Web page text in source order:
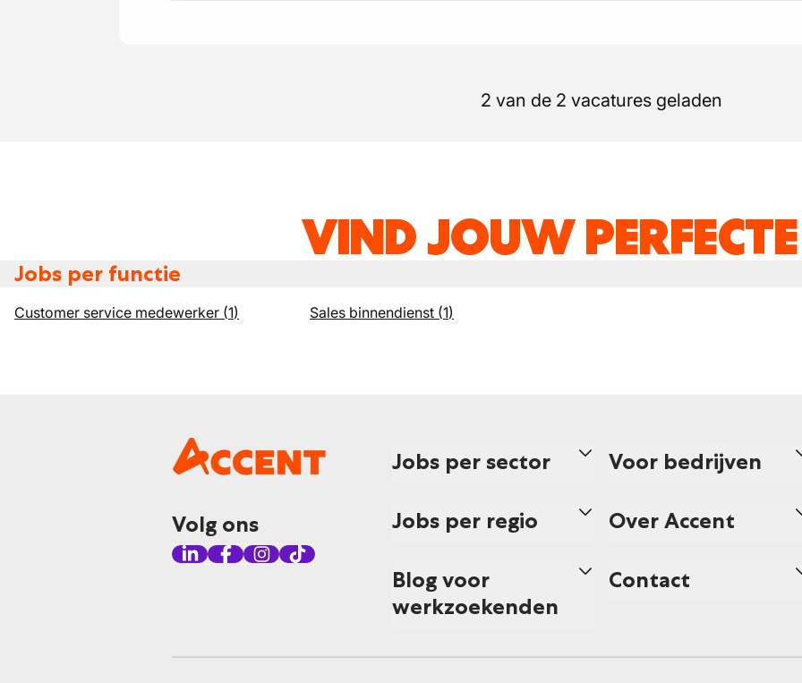
2 van de 2 vacatures geladen
VIND JOUW
Jobs per functie
Customer service medewerker (1) Sales binnendienst (1)
Volg ons
Jobs per sector
Jobs per regio
Blog voor
werkzoekenden
Voor bedrijven
Over Accent
Contact